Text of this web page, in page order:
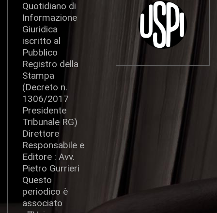
Quotidiano di
Informazione
Giuridica
iscritto al
Pubblico
Registro della
Stampa
(Decreto n.
1306/2017
Presidente
Tribunale RG)
Direttore
Responsabile e
Editore : Avv.
Pietro Gurrieri
Questo
periodico è
associato